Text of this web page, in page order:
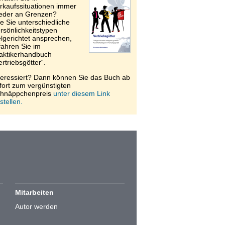
immer
an Grenzen?
Sie unterschiedliche
ansprechen,
Sie im
Dann können Sie das Buch ab
zum vergünstigten
unter diesem Link
Mitarbeiten
Autor werden